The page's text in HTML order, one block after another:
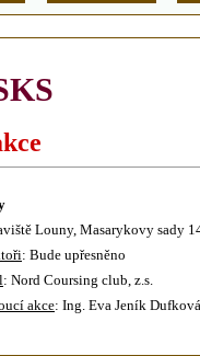
Louny, Masarykovy sady
: Bude upřesněno
: Nord Coursing club, z.s.
akce: Ing. Eva Jeník